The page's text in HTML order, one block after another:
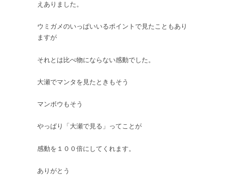
えありました。
ウミガメのいっぱいいるポイントで見たこともあり
ますが
それとは比べ物にならない感動でした。
大瀬でマンタを見たときもそう
マンボウもそう
やっぱり「大瀬で見る」ってことが
感動を１００倍にしてくれます。
ありがとう